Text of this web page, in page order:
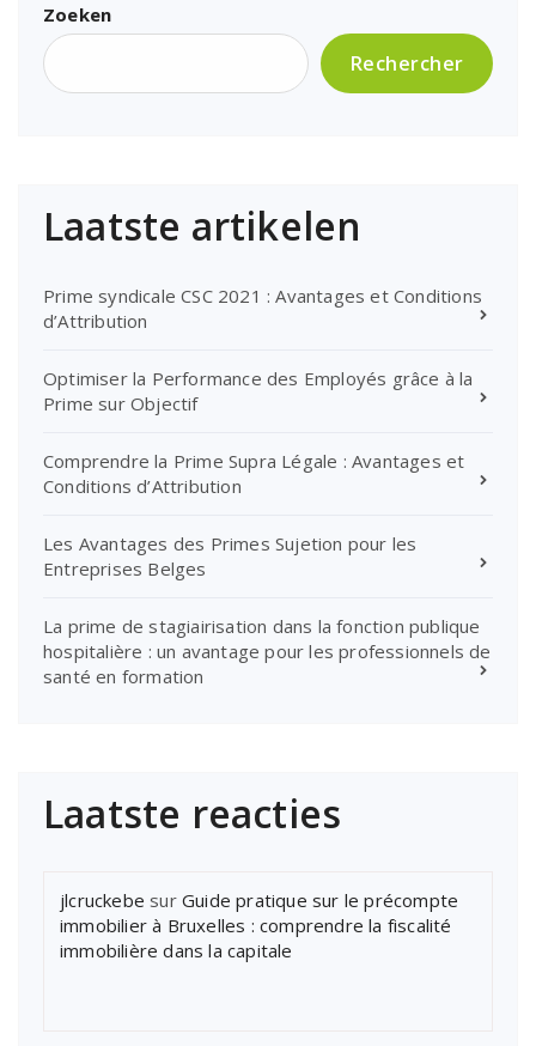
Zoeken
Rechercher
Laatste artikelen
Prime syndicale CSC 2021 : Avantages et Conditions
d’Attribution
Optimiser la Performance des Employés grâce à la
Prime sur Objectif
Comprendre la Prime Supra Légale : Avantages et
Conditions d’Attribution
Les Avantages des Primes Sujetion pour les
Entreprises Belges
La prime de stagiairisation dans la fonction publique
hospitalière : un avantage pour les professionnels de
santé en formation
Laatste reacties
jlcruckebe sur Guide pratique sur le précompte
immobilier à Bruxelles : comprendre la fiscalité
immobilière dans la capitale